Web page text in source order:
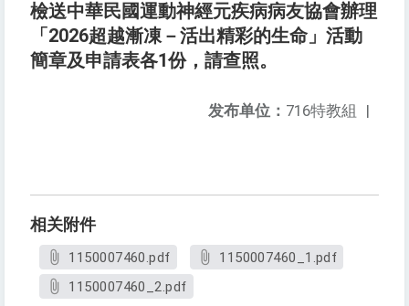
檢送中華民國運動神經元疾病病友協會辦理
「2026超越漸凍－活出精彩的生命」活動
簡章及申請表各1份，請查照。
发布单位： 716特教組 |
相关附件
1150007460.pdf
1150007460_1.pdf
1150007460_2.pdf